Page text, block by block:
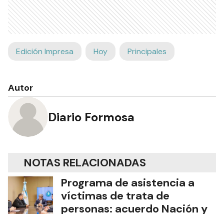
Edición Impresa Hoy Principales
Autor
Diario Formosa
NOTAS RELACIONADAS
Programa de asistencia a
víctimas de trata de
personas: acuerdo Nación y